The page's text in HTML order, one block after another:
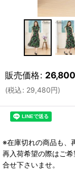
販売価格: 26,800
(税込: 29,480円)
※在庫切れの商品も、
再入荷希望の際はご
合せ下さいませ。